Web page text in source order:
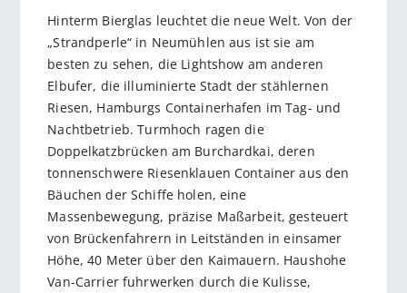
Hinterm Bierglas leuchtet die neue Welt. Von der
„Strandperle“ in Neumühlen aus ist sie am
besten zu sehen, die Lightshow am anderen
Elbufer, die illuminierte Stadt der stählernen
Riesen, Hamburgs Containerhafen im Tag- und
Nachtbetrieb. Turmhoch ragen die
Doppelkatzbrücken am Burchardkai, deren
tonnenschwere Riesenklauen Container aus den
Bäuchen der Schiffe holen, eine
Massenbewegung, präzise Maßarbeit, gesteuert
von Brückenfahrern in Leitständen in einsamer
Höhe, 40 Meter über den Kaimauern. Haushohe
Van-Carrier fuhrwerken durch die Kulisse,